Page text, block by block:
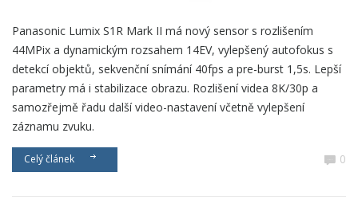
Panasonic Lumix S1R Mark II má nový sensor s rozlišením
44MPix a dynamickým rozsahem 14EV, vylepšený autofokus s
detekcí objektů, sekvenční snímání 40fps a pre-burst 1,5s. Lepší
parametry má i stabilizace obrazu. Rozlišení videa 8K/30p a
samozřejmě řadu další video-nastavení včetně vylepšení
záznamu zvuku.
Celý článek 0